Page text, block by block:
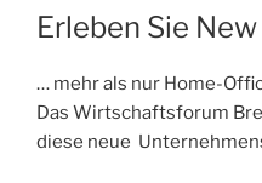
Erleben Sie
… mehr als nur Home-
Das Wirtschaftsforum
diese neue